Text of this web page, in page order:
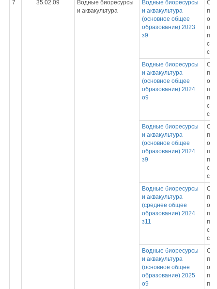
7
35.02.09
Водные биоресурсы
и аквакультура
Водные биоресурсы
и аквакультура
(основное общее
образование) 2023
з9
Водные биоресурсы
и аквакультура
(основное общее
образование) 2024
о9
Водные биоресурсы
и аквакультура
(основное общее
образование) 2024
з9
Водные биоресурсы
и аквакультура
(среднее общее
образование) 2024
з11
Водные биоресурсы
и аквакультура
(основное общее
образование) 2025
о9